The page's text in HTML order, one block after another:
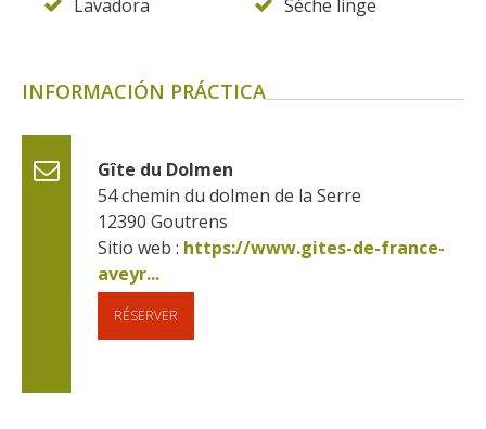
Lavadora
Sèche linge
INFORMACIÓN PRÁCTICA
Gîte du Dolmen
54 chemin du dolmen de la Serre
12390 Goutrens
Sitio web : https://www.gites-de-france-
aveyr...
RÉSERVER